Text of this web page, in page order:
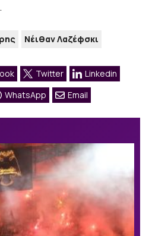
Νέιθαν Λαζέφσκι
Twitter
Linkedin
WhatsApp Email